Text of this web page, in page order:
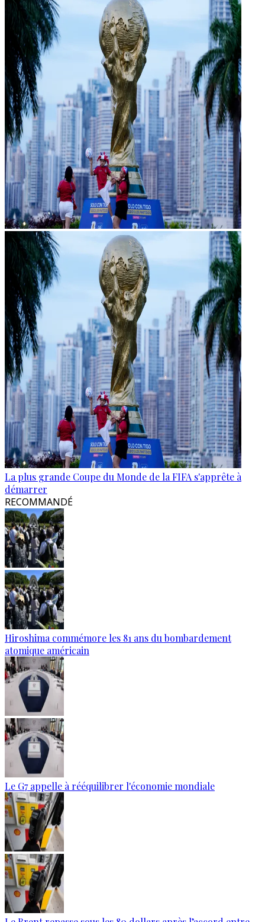
La plus grande Coupe du Monde de la FIFA s'apprête à
démarrer
RECOMMANDÉ
Hiroshima commémore les 81 ans du bombardement
atomique américain
Le G7 appelle à rééquilibrer l'économie mondiale